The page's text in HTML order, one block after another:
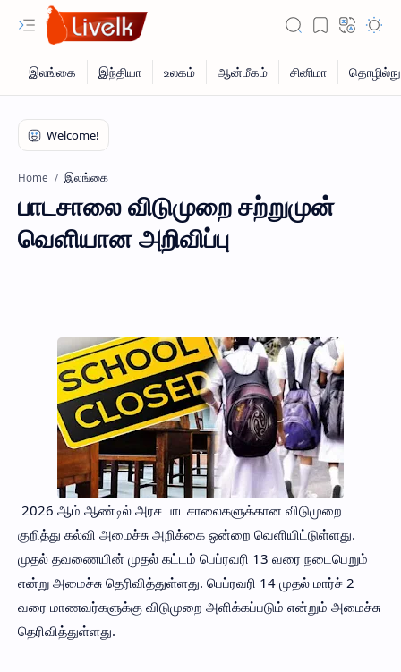
Home இலங்கை
பாடசாலை விடுமுறை சற்றுமுன்
வெளியான அறிவிப்பு
2026 ஆம் ஆண்டில் அரச பாடசாலைகளுக்கான விடுமுறை
குறித்து கல்வி அமைச்சு அறிக்கை ஒன்றை வெளியிட்டுள்ளது.
முதல் தவணையின் முதல் கட்டம் பெப்ரவரி 13 வரை நடைபெறும்
என்று அமைச்சு தெரிவித்துள்ளது. பெப்ரவரி 14 முதல் மார்ச் 2
வரை மாணவர்களுக்கு விடுமுறை அளிக்கப்படும் என்றும் அமைச்சு
தெரிவித்துள்ளது.